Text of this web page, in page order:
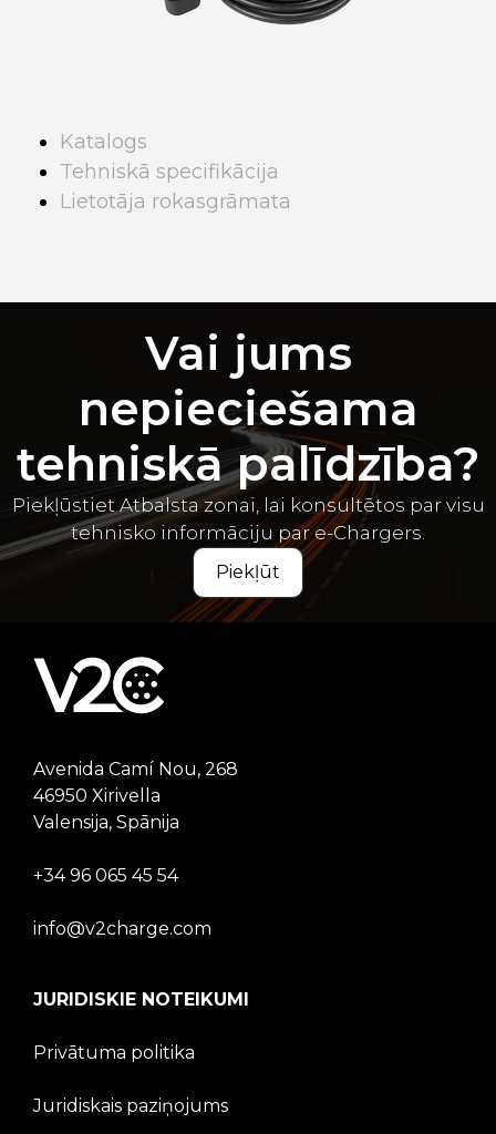
Katalogs
Tehniskā specifikācija
Lietotāja rokasgrāmata
Vai jums
nepieciešama
tehniskā palīdzība?
Piekļūstiet Atbalsta zonai, lai konsultētos par visu
tehnisko informāciju par e-Chargers.
Piekļūt
Avenida Camí Nou, 268
46950 Xirivella
Valensija, Spānija
+34 96 065 45 54
info@v2charge.com
JURIDISKIE NOTEIKUMI
Privātuma politika
Juridiskais paziņojums